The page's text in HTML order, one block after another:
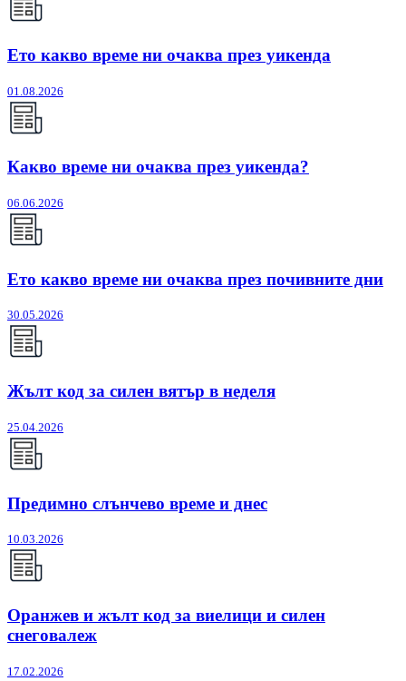
Ето какво време ни очаква през уикенда
01.08.2026
Какво време ни очаква през уикенда?
06.06.2026
Ето какво време ни очаква през почивните дни
30.05.2026
Жълт код за силен вятър в неделя
25.04.2026
Предимно слънчево време и днес
10.03.2026
Оранжев и жълт код за виелици и силен
снеговалеж
17.02.2026